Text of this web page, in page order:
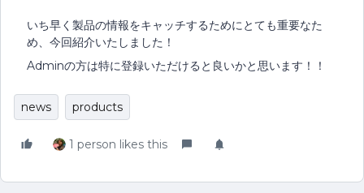
いち早く製品の情報をキャッチするためにとても重要なた
め、今回紹介いたしました！
Adminの方は特に登録いただけると良いかと思います！！
news products
1 person likes this